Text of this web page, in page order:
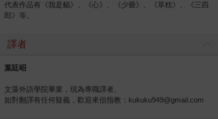
代表作品有《我是貓》、《心》、《少爺》、《草枕》、《三四
郎》等。
譯者
葉廷昭
文藻外語學院畢業，現為專職譯者。
如對翻譯有任何疑義，歡迎來信指教：kukuku949@gmail.com